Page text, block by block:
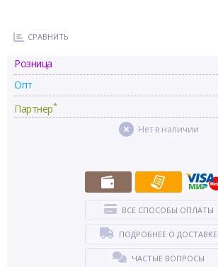
СРАВНИТЬ
Розница
Опт
Партнер*
Нет в наличии
ВСЕ СПОСОБЫ ОПЛАТЫ
ПОДРОБНЕЕ О ДОСТАВКЕ
ЧАСТЫЕ ВОПРОСЫ